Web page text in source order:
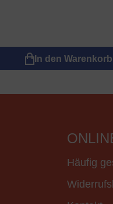
In den Warenkorb
Häufig